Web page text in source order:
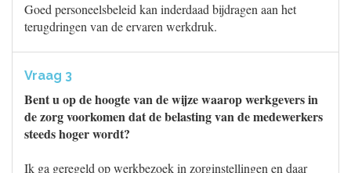
Goed personeelsbeleid kan inderdaad bijdragen aan het
terugdringen van de ervaren werkdruk.
Vraag 3
Bent u op de hoogte van de wijze waarop werkgevers in
de zorg voorkomen dat de belasting van de medewerkers
steeds hoger wordt?
Ik ga geregeld op werkbezoek in zorginstellingen en daar